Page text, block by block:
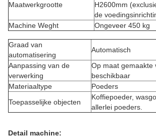
Maatwerkgrootte
H2600mm
de
Machine Weght
Ongeveer 450 kg
Graad van
automatisering
Automatisch
Aanpassing van de
verwerking
Op maat gemaakte
beschikbaar
Materiaaltype
Poeders
Toepasselijke objecten
Koffiepoeder,
allerlei poeders.
Detail machine: